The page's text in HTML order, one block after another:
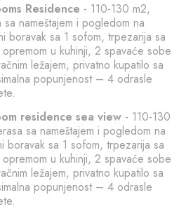
Residence - 110-130 m2,
sa nameštajem i pogledom na
boravak sa 1 sofom, trpezarija sa
opremom u kuhinji, 2 spavaće sobe
ležajem, privatno kupatilo sa
popunjenost – 4 odrasle
residence sea view- 110-130
sa nameštajem i pogledom na
boravak sa 1 sofom, trpezarija sa
opremom u kuhinji, 2 spavaće sobe
ležajem, privatno kupatilo sa
popunjenost – 4 odrasle